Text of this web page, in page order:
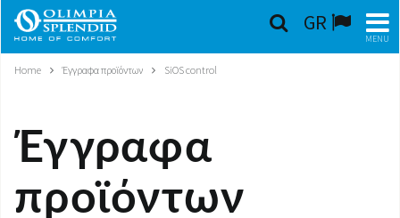
GR
MENU
ΕΛΛΗΝΙΚΆ
ΚΛΙΜΑΤΙΣΜΌΣ
ΘΈΡΜΑΝΣΗ
Home Έγγραφα προϊόντων SiOS control
Έγγραφα
προϊόντων